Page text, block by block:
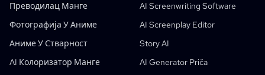
Преводилац Манге
Фотографија У Аниме
Аниме У Стварност
AI Колоризатор Манге
AI Screenwriting Software
AI Screenplay Editor
Story AI
AI Generator Priča
AI Генератор Цртаних Филмова
Pretvori Sliku U Strip
Turn Picture Into Cartoon
AI Webtoon Generator
Kusa
AI Generator Videa
Креирање Дечје Књиге
AI Generator Slikovnica
AI Едукативни Стрипови